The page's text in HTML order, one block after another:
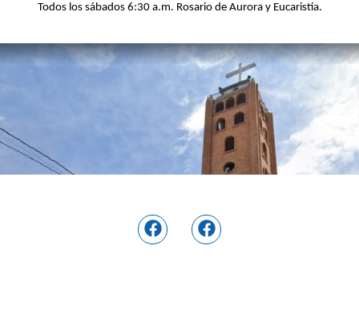
Todos los sábados 6:30 a.m. Rosario de Aurora y Eucaristía.